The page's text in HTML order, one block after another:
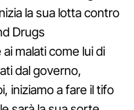
la sua lotta contro
Drugs
malati come lui di
dal governo,
iniziamo a fare il tifo